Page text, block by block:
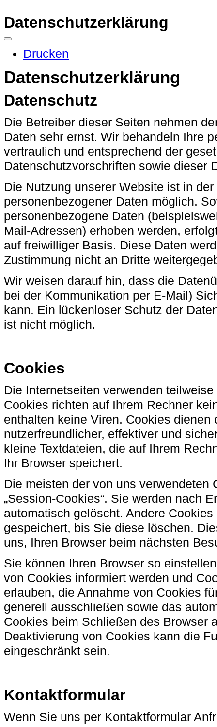
Datenschutzerklärung
Drucken
Datenschutzerklärung
Datenschutz
Die Betreiber dieser Seiten nehmen
Daten sehr ernst. Wir behandeln Ihre
vertraulich und entsprechend der
Datenschutzvorschriften sowie dieser
Die Nutzung unserer Website ist in
personenbezogener Daten möglich.
personenbezogene Daten
Mail-Adressen) erhoben werden,
auf freiwilliger Basis. Diese Daten
Zustimmung nicht an Dritte
Wir weisen darauf hin, dass die
bei der Kommunikation per E-Mail)
kann. Ein lückenloser Schutz der
ist nicht möglich.
Cookies
Die Internetseiten verwenden
Cookies richten auf Ihrem Rechner
enthalten keine Viren. Cookies dienen
nutzerfreundlicher, effektiver und
kleine Textdateien, die auf Ihrem
Ihr Browser speichert.
Die meisten der von uns verwendeten
„Session-Cookies“. Sie werden nach
automatisch gelöscht. Andere
gespeichert, bis Sie diese löschen.
uns, Ihren Browser beim nächsten
Sie können Ihren Browser so
von Cookies informiert werden und
erlauben, die Annahme von Cookies
generell ausschließen sowie das
Cookies beim Schließen des Browser
Deaktivierung von Cookies kann die
eingeschränkt sein.
Kontaktformular
Wenn Sie uns per Kontaktformular